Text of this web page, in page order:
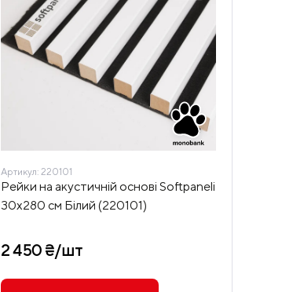
Артикул: 220101
Рейки на акустичній основі Softpaneli
30х280 см Білий (220101)
2 450 ₴/шт